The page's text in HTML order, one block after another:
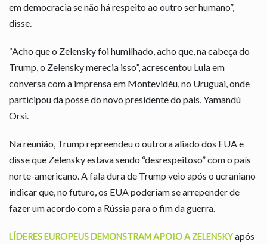
em democracia se não há respeito ao outro ser humano”,
disse.
“Acho que o Zelensky foi humilhado, acho que, na cabeça do
Trump, o Zelensky merecia isso”, acrescentou Lula em
conversa com a imprensa em Montevidéu, no Uruguai, onde
participou da posse do novo presidente do país, Yamandú
Orsi.
Na reunião, Trump repreendeu o outrora aliado dos EUA e
disse que Zelensky estava sendo “desrespeitoso” com o país
norte-americano. A fala dura de Trump veio após o ucraniano
indicar que, no futuro, os EUA poderiam se arrepender de
fazer um acordo com a Rússia para o fim da guerra.
LÍDERES EUROPEUS DEMONSTRAM APOIO A ZELENSKYapós